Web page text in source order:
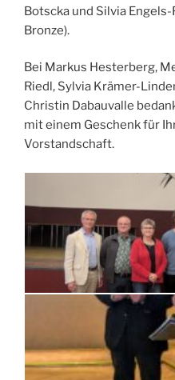
Botscka und Silvia
Bronze).
Bei Markus Hesterberg,
Riedl, Sylvia Krämer-
Christin Dabauvalle
mit einem Geschenk für
Vorstandschaft.